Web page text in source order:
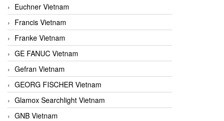
Euchner Vietnam
Francis Vietnam
Franke Vietnam
GE FANUC Vietnam
Gefran Vietnam
GEORG FISCHER Vietnam
Glamox Searchlight Vietnam
GNB Vietnam